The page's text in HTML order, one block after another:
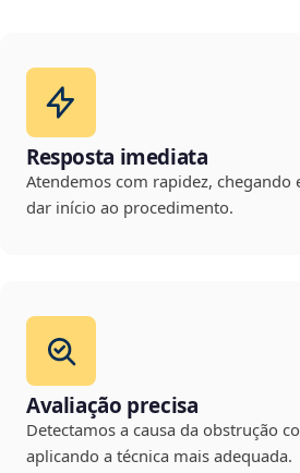
Resposta imediata
Atendemos com rapidez, chegando
dar início ao procedimento.
Avaliação precisa
Detectamos a causa da obstrução
aplicando a técnica mais adequada.